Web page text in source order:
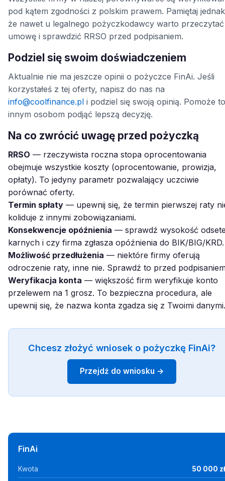
pod kątem zgodności z polskim prawem. Pamiętaj
że nawet u legalnego pożyczkodawcy warto przeczytać
umowę i sprawdzić RRSO przed podpisaniem.
Podziel się swoim doświadczeniem
Aktualnie nie ma jeszcze opinii o pożyczce FinAi. Jeśli
korzystałeś z tej oferty, napisz do nas na
info@coolfinance.pl i podziel się swoją opinią. Pomoże to
innym osobom podjąć lepszą decyzję.
Na co zwrócić uwagę przed pożyczką
RRSO — rzeczywista roczna stopa oprocentowania
obejmuje wszystkie koszty (oprocentowanie, prowizja,
opłaty). To jedyny parametr pozwalający uczciwie
porównać oferty.
Termin spłaty — upewnij się, że termin pierwszej raty
koliduje z innymi zobowiązaniami.
Konsekwencje opóźnienia — sprawdź wysokość
karnych i czy firma zgłasza opóźnienia do BIK/BIG/KRD.
Możliwość przedłużenia — niektóre firmy oferują
odroczenie raty, inne nie. Sprawdź to przed
Weryfikacja konta — większość firm weryfikuje konto
przelewem na 1 grosz. To bezpieczna procedura, ale
upewnij się, że nazwa konta zgadza się z Twoimi danymi.
Chcesz złożyć wniosek o pożyczkę FinAi?
Przejdź do wniosku →
FinAi
Kwota 50 000 zł